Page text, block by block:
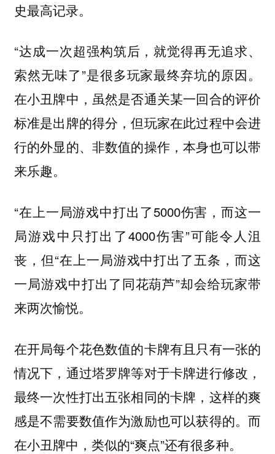
史最高记录。
“达成一次超强构筑后，就觉得再无追求、
索然无味了”是很多玩家最终弃坑的原因。
在小丑牌中，虽然是否通关某一回合的评价
标准是出牌的得分，但玩家在此过程中会进
行的外显的、非数值的操作，本身也可以带
来乐趣。
“在上一局游戏中打出了5000伤害，而这一
局游戏中只打出了4000伤害”可能令人沮
丧，但“在上一局游戏中打出了五条，而这
一局游戏中打出了同花葫芦”却会给玩家带
来两次愉悦。
在开局每个花色数值的卡牌有且只有一张的
情况下，通过塔罗牌等对于卡牌进行修改，
最终一次性打出五张相同的卡牌，这样的爽
感是不需要数值作为激励也可以获得的。而
在小丑牌中，类似的“爽点”还有很多种。